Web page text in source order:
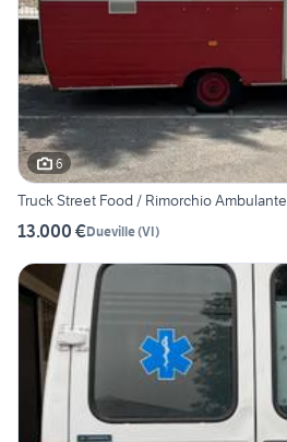
6
Truck Street Food / Rimorchio Ambulante
13.000 €Dueville(VI)